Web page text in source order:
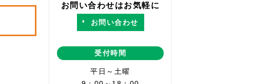
お問い合わせはお気軽に
お問い合わせ
受付時間
平日～土曜